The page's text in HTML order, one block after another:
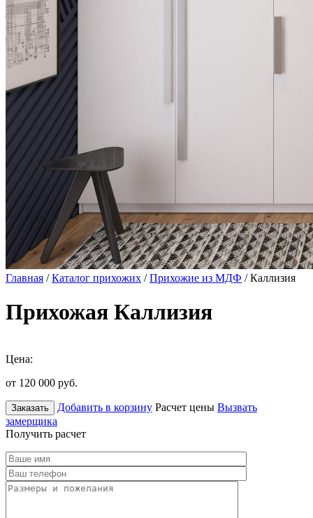
Главная /Каталог прихожих /Прихожие из МДФ / Каллизия
Прихожая Каллизия
Цена:
от 120 000 руб.
Заказать Добавить в корзину Расчет цены Вызвать
замерщика
Получить расчет